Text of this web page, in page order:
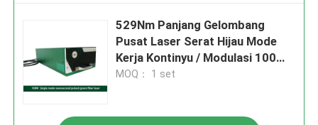
529Nm Panjang Gelombang
Pusat Laser Serat Hijau Mode
Kerja Kontinyu / Modulasi 100
Set Pasokan Bulanan
MOQ： 1 set